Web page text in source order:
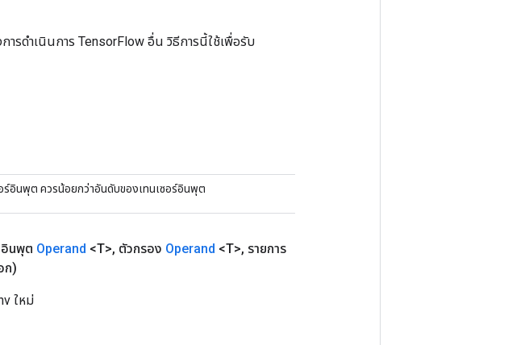
รดำเนินการ TensorFlow อื่น วิธีการนี้ใช้เพื่อรับ
ร์อินพุต ควรน้อยกว่าอันดับของเทนเซอร์อินพุต
อินพุต Operand <T>, ตัวกรอง Operand <T>, รายการ
ก)
ใหม่